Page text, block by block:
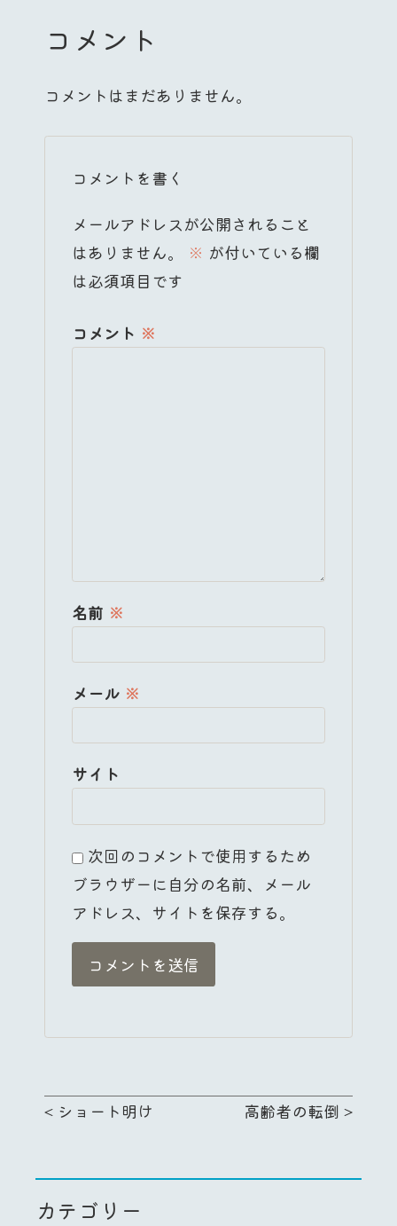
コメント
コメントはまだありません。
コメントを書く
メールアドレスが公開されること
はありません。
※ が付いている欄
は必須項目です
コメント ※
名前 ※
メール ※
サイト
次回のコメントで使用するため
ブラウザーに自分の名前、メール
アドレス、サイトを保存する。
< ショート明け 高齢者の転倒 >
カテゴリー